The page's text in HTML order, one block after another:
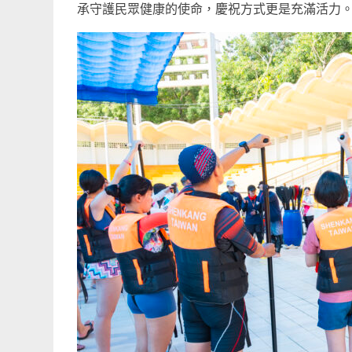
承守護民眾健康的使命，慶祝方式更是充滿活力